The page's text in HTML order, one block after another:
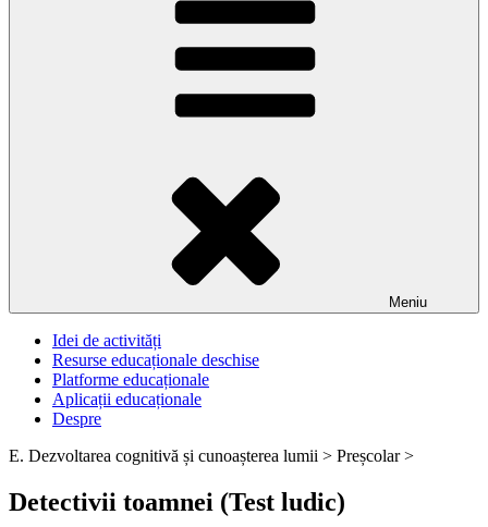
Meniu
Idei de activități
Resurse educaționale deschise
Platforme educaționale
Aplicații educaționale
Despre
E. Dezvoltarea cognitivă și cunoașterea lumii > Preșcolar >
Detectivii toamnei (Test ludic)